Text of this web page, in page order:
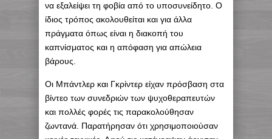
να εξαλείψει τη φοβία από το υποσυνείδητο. Ο
ίδιος τρόπος ακολουθείται και για άλλα
πράγματα όπως είναι η διακοπή του
καπνίσματος και η απόφαση για απώλεια
βάρους.
Οι Μπάντλερ και Γκρίντερ είχαν πρόσβαση στα
βίντεο των συνεδριών των ψυχοθεραπευτών
και πολλές φορές τις παρακολούθησαν
ζωντανά. Παρατήρησαν ότι χρησιμοποιούσαν